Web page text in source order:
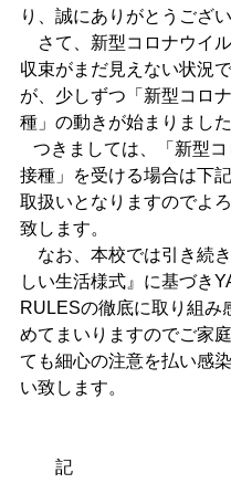
り、誠にありがとうござい
さて、新型コロナウイ
収束がまだ見えない状況
が、少しずつ「新型コロ
種」の動きが始まりました
接種」を受ける場合は下
取扱いとなりますのでよ
致します。
なお、本校では引き続
しい生活様式』に基づき
RULESの徹底に取り組み
めてまいりますのでご家
ても細心の注意を払い感
い致します。
記